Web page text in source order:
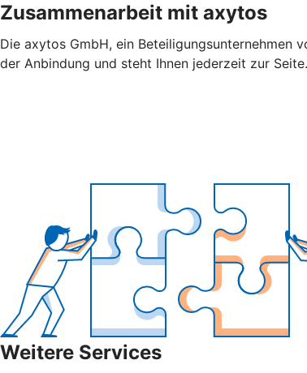
Zusammenarbeit mit axytos
Die axytos GmbH, ein Beteiligungsunternehmen
der Anbindung und steht Ihnen jederzeit zur Seite.
Weitere Services